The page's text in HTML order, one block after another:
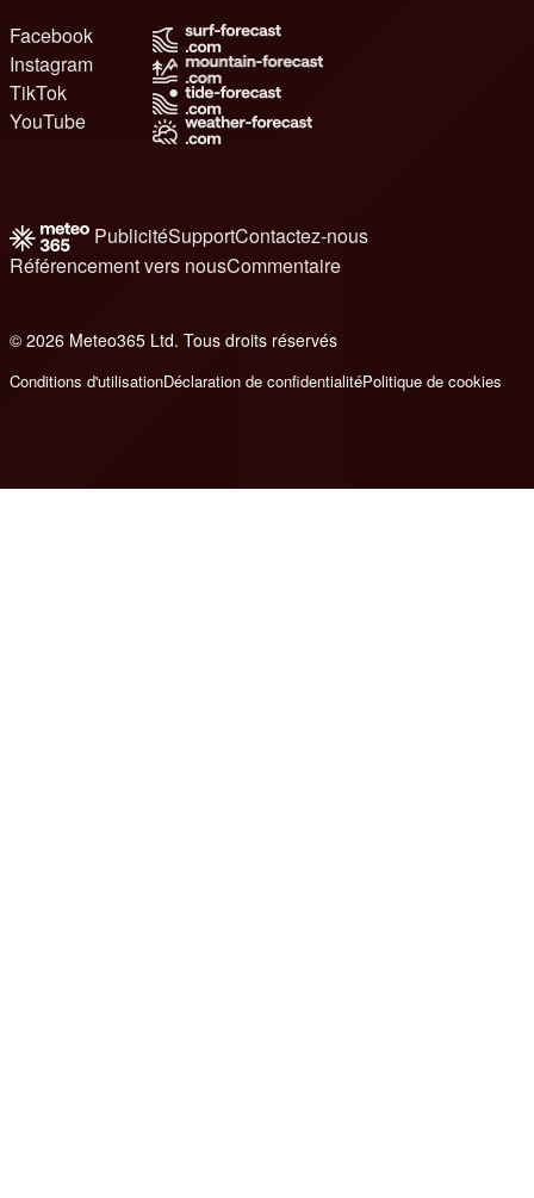
Facebook
Instagram
TikTok
YouTube
PublicitéSupportContactez-nous
Référencement vers nousCommentaire
© 2026 Meteo365 Ltd. Tous droits réservés
Conditions d'utilisationDéclaration de confidentialitéPolitique de cookies